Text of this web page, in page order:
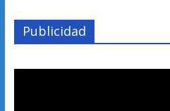
Publicidad